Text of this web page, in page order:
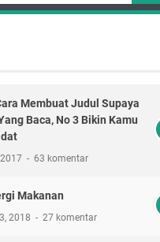
Membuat Judul Supaya
Baca, No 3 Bikin Kamu
63 komentar
Makanan
2018 27 komentar